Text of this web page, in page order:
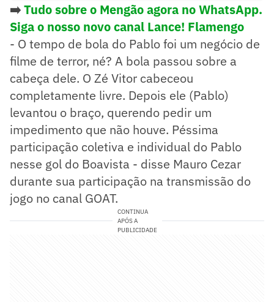
➡️Tudo sobre o Mengão agora no WhatsApp.
Siga o nosso novo canal Lance! Flamengo
- O tempo de bola do Pablo foi um negócio de
filme de terror, né? A bola passou sobre a
cabeça dele. O Zé Vitor cabeceou
completamente livre. Depois ele (Pablo)
levantou o braço, querendo pedir um
impedimento que não houve. Péssima
participação coletiva e individual do Pablo
nesse gol do Boavista - disse Mauro Cezar
durante sua participação na transmissão do
jogo no canal GOAT.
CONTINUA
APÓS A
PUBLICIDADE